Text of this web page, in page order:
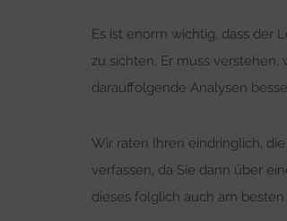
Es ist enorm wichtig, dass der
zu sichten. Er muss
darauffolgende Analysen
Wir raten Ihren eindringlich,
verfassen, da Sie dann über
dieses folglich auch am